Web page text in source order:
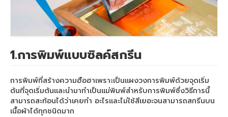
Arena sublimation
เครื่องพิมพ์ซับลิเมชั่น Arena A2020
เครื่องพิมพ์ซับลิเมชั่น
เครื่องพิมพ์ซับลิเมชั่น Arena A3020
เครื่องสกรีนเสื้อ
1.การพิมพ์แบบซิลค์สกรีน
การพิมพ์ที่สร้างความฮือฮาเพราะเป็นแผงวงการพิมพ์ด้วยจุดเริ่ม
ต้นที่จุดเริ่มต้นและนำมาทำเป็นแม่พิมพ์สำหรับการพิมพ์ซึ่งวิธีการนี้
สามารถสะท้อนได้ว่าเคยทำ อะไรและไม่ใช้สีเยอะจนสามารถสกรีนบน
เนื้อผ้าได้ทุกชนิดมาก